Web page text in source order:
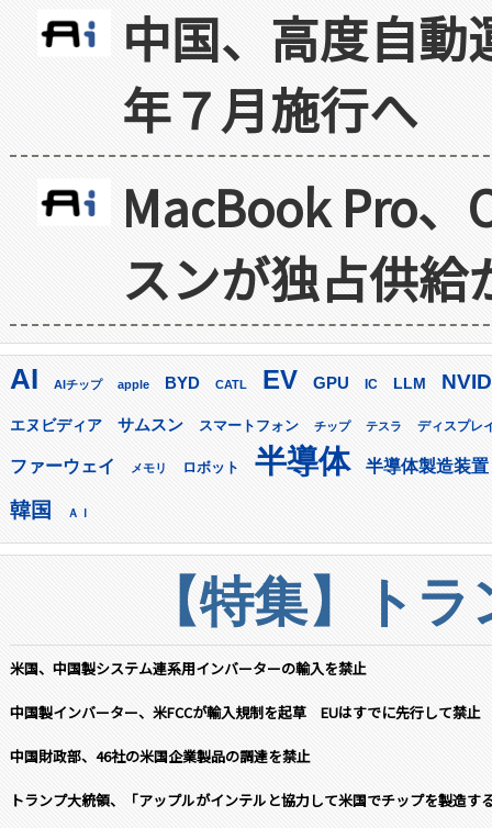
中国、高度自
年７月施行へ
MacBook Pro
スンが独占供給
AI AIチップ apple BYD CATL EV GPU IC LLM
エヌビディア サムスン スマートフォン チップ テスラ ディスプレ
ファーウェイ メモリ ロボット 半導体 半導体製造装置
韓国 ＡＩ
【特集】ト
米国、中国製システム連系用インバーターの輸入を禁止
中国製インバーター、米FCCが輸入規制を起草 EUはすでに先行して禁止
中国財政部、46社の米国企業製品の調達を禁止
トランプ大統領、「アップルがインテルと協力して米国でチップを製造す